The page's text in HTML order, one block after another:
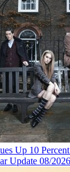
Up 10
Update 08/2026